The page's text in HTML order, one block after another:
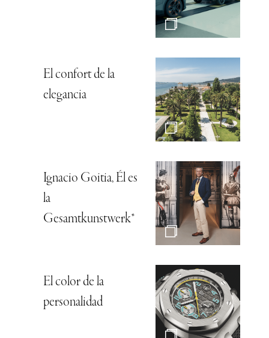
El confort de la
elegancia
Ignacio Goitia, Él es
la
Gesamtkunstwerk*
El color de la
personalidad